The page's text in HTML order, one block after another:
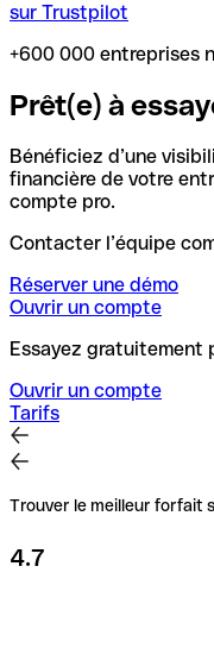
sur Trustpilot
+600 000 entreprises
Prêt(e) à
Bénéficiez d’une
financière de votre
compte pro.
Contacter l’équipe
Réserver une démo
Ouvrir un compte
Essayez gratuitement
Ouvrir un compte
Tarifs
Trouver le meilleur forfait
4.7